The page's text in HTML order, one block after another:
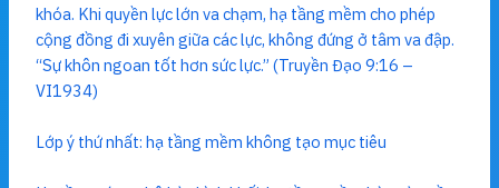
khóa. Khi quyền lực lớn va chạm, hạ tầng mềm cho phép
cộng đồng đi xuyên giữa các lực, không đứng ở tâm va đập.
“Sự khôn ngoan tốt hơn sức lực.” (Truyền Đạo 9:16 –
VI1934)
Lớp ý thứ nhất: hạ tầng mềm không tạo mục tiêu